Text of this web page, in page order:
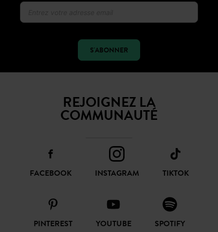
S'ABONNER
REJOIGNEZ LA
COMMUNAUTÉ
FACEBOOK INSTAGRAM TIKTOK
PINTEREST YOUTUBE SPOTIFY